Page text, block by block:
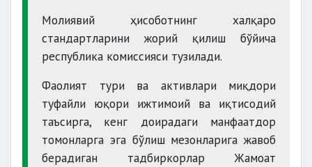
Молиявий ҳисоботнинг халқаро
стандартларини жорий қилиш бўйича
республика комиссияси тузилади.
Фаолият тури ва активлари миқдори
туфайли юқори ижтимоий ва иқтисодий
таъсирга, кенг доирадаги манфаатдор
томонларга эга бўлиш мезонларига жавоб
берадиган тадбиркорлар Жамоат